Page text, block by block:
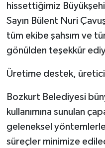
hissettiğimiz
Sayın Bülent Nuri
tüm ekibe şahsım ve
gönülden teşekkür
Üretime destek,
Bozkurt Belediyesi
kullanımına sunulan
geleneksel
süreçler minimize